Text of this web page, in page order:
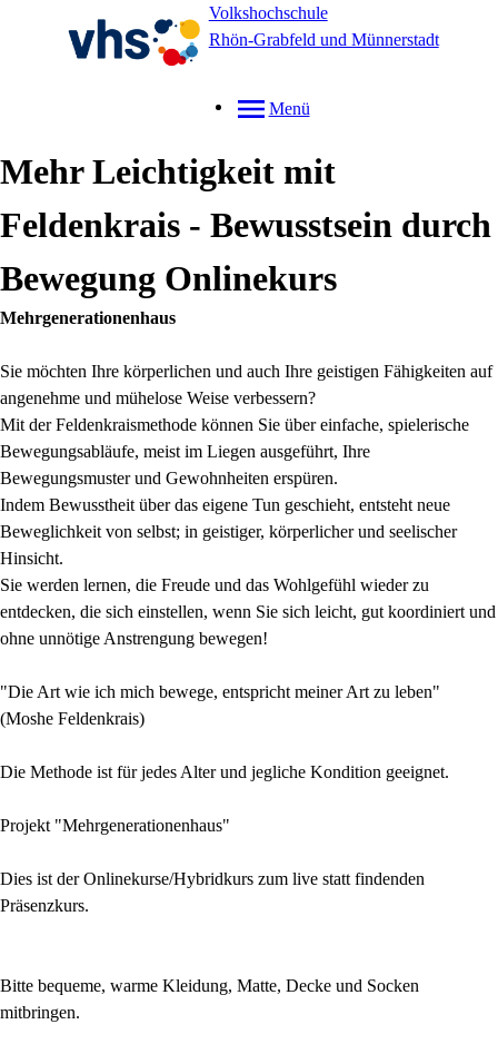
Volkshochschule
Rhön-Grabfeld und Münnerstadt
Menü
Mehr Leichtigkeit mit
Feldenkrais - Bewusstsein durch
Bewegung Onlinekurs
Mehrgenerationenhaus
Sie möchten Ihre körperlichen und auch Ihre geistigen Fähigkeiten auf
angenehme und mühelose Weise verbessern?
Mit der Feldenkraismethode können Sie über einfache, spielerische
Bewegungsabläufe, meist im Liegen ausgeführt, Ihre
Bewegungsmuster und Gewohnheiten erspüren.
Indem Bewusstheit über das eigene Tun geschieht, entsteht neue
Beweglichkeit von selbst; in geistiger, körperlicher und seelischer
Hinsicht.
Sie werden lernen, die Freude und das Wohlgefühl wieder zu
entdecken, die sich einstellen, wenn Sie sich leicht, gut koordiniert und
ohne unnötige Anstrengung bewegen!
"Die Art wie ich mich bewege, entspricht meiner Art zu leben"
(Moshe Feldenkrais)
Die Methode ist für jedes Alter und jegliche Kondition geeignet.
Projekt "Mehrgenerationenhaus"
Dies ist der Onlinekurse/Hybridkurs zum live statt findenden
Präsenzkurs.
Bitte bequeme, warme Kleidung, Matte, Decke und Socken
mitbringen.